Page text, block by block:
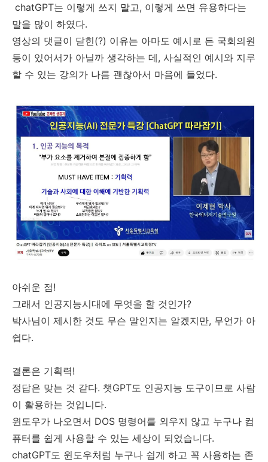
chatGPT는 이렇게 쓰지 말고, 이렇게 쓰면 유용하다는
말을 많이 하였다.
영상의 댓글이 닫힌(?) 이유는 아마도 예시로 든 국회의원
등이 있어서가 아닐까 생각하는 데, 사실적인 예시와 지루
할 수 있는 강의가 나름 괜찮아서 마음에 들었다.
아쉬운 점!
그래서 인공지능시대에 무엇을 할 것인가?
박사님이 제시한 것도 무슨 말인지는 알겠지만, 무언가 아
쉽다.
결론은 기획력!
정답은 맞는 것 같다. 챗GPT도 인공지능 도구이므로 사람
이 활용하는 것입니다.
윈도우가 나오면서 DOS 명령어를 외우지 않고 누구나 컴
퓨터를 쉽게 사용할 수 있는 세상이 되었습니다.
chatGPT도 윈도우처럼 누구나 쉽게 하고 꼭 사용하는 존